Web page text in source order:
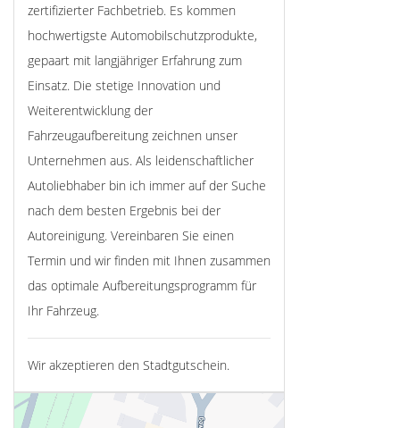
zertifizierter Fachbetrieb. Es kommen
hochwertigste Automobilschutzprodukte,
gepaart mit langjähriger Erfahrung zum
Einsatz. Die stetige Innovation und
Weiterentwicklung der
Fahrzeugaufbereitung zeichnen unser
Unternehmen aus. Als leidenschaftlicher
Autoliebhaber bin ich immer auf der Suche
nach dem besten Ergebnis bei der
Autoreinigung. Vereinbaren Sie einen
Termin und wir finden mit Ihnen zusammen
das optimale Aufbereitungsprogramm für
Ihr Fahrzeug.
Wir akzeptieren den Stadtgutschein.